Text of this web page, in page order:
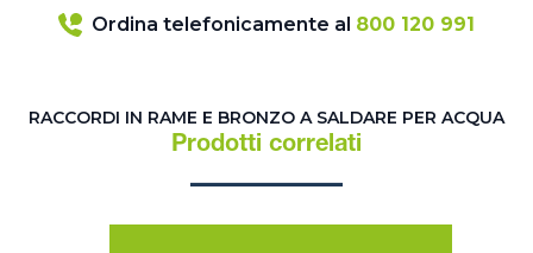
Ordina telefonicamente al 800 120 991
RACCORDI IN RAME E BRONZO A SALDARE PER ACQUA
Prodotti correlati